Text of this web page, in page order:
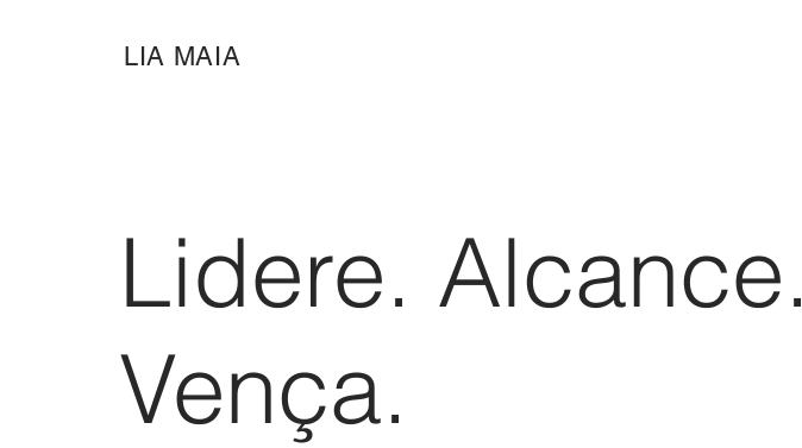
LIA MAIA
Lidere. Alcance.
Vença.